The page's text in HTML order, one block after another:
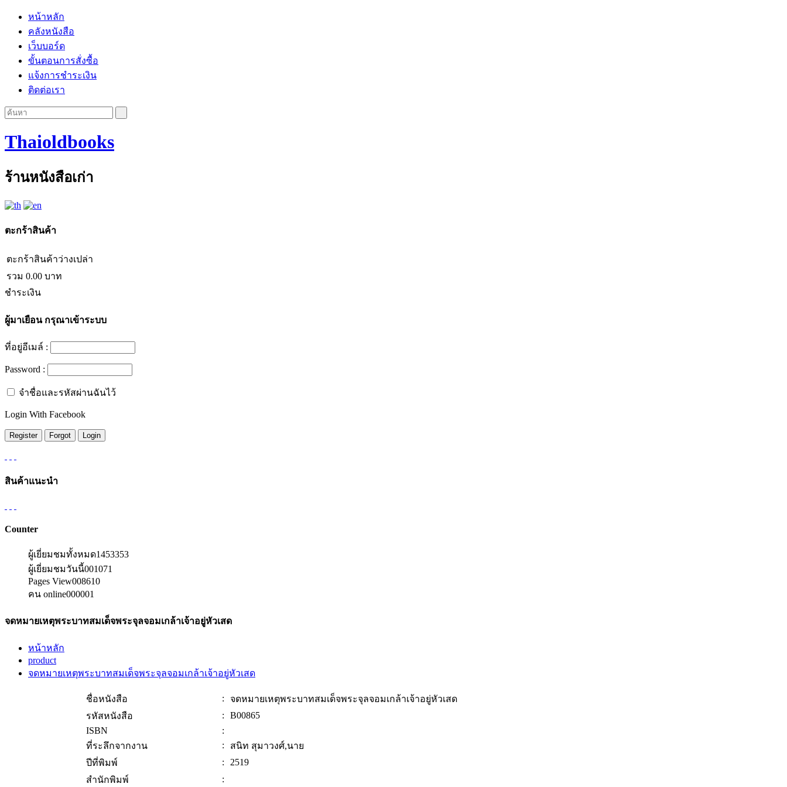
หน้าหลัก
คลังหนังสือ
เว็บบอร์ด
ขั้นตอนการสั่งซื้อ
แจ้งการชำระเงิน
ติดต่อเรา
Thaioldbooks
ร้านหนังสือเก่า
ตะกร้าสินค้า
ตะกร้าสินค้าว่างเปล่า
รวม 0.00 บาท
ชำระเงิน
ผู้มาเยือนกรุณาเข้าระบบ
ที่อยู่อีเมล์ :
Password :
จำชื่อและรหัสผ่านฉันไว้
Login With Facebook
สินค้าแนะนำ
Counter
ผู้เยี่ยมชมทั้งหมด1453353
ผู้เยี่ยมชมวันนี้001071
Pages View008610
คน online000001
จดหมายเหตุพระบาทสมเด็จพระจุลจอมเกล้าเจ้าอยู่หัวเสด
หน้าหลัก
product
จดหมายเหตุพระบาทสมเด็จพระจุลจอมเกล้าเจ้าอยู่หัวเสด
ชื่อหนังสือ :
จดหมายเหตุพระบาทสมเด็จพระจุลจอมเกล้าเจ้าอยู่หัวเสด
รหัสหนังสือ
:
B00865
ISBN
:
ที่ระลึกจากงาน
:
สนิท สุมาวงศ์,นาย
ปีที่พิมพ์
:
2519
สำนักพิมพ์
: